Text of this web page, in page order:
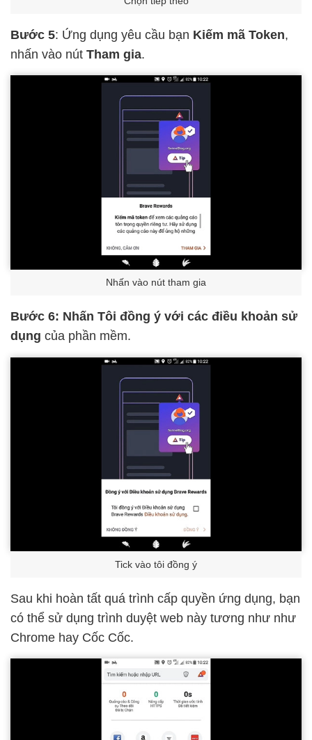
Bước 5: Ứng dụng yêu cầu bạn Kiếm mã Token,
nhấn vào nút Tham gia.
Nhấn vào nút tham gia
Bước 6: Nhấn Tôi đồng ý với các điều khoản sử
dụng của phần mềm.
Tick vào tôi đồng ý
Sau khi hoàn tất quá trình cấp quyền ứng dụng, bạn
có thể sử dụng trình duyệt web này tương như như
Chrome hay Cốc Cốc.